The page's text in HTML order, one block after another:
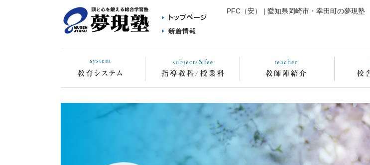
PFC（安） | 愛知県岡崎市・幸田町の夢現塾